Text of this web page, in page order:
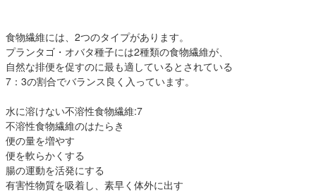
食物繊維には、2つのタイプがあります。
プランタゴ・オバタ種子には2種類の食物繊維が、
自然な排便を促すのに最も適しているとされている
7：3の割合でバランス良く入っています。
水に溶けない不溶性食物繊維:7
不溶性食物繊維のはたらき
便の量を増やす
便を軟らかくする
腸の運動を活発にする
有害性物質を吸着し、素早く体外に出す